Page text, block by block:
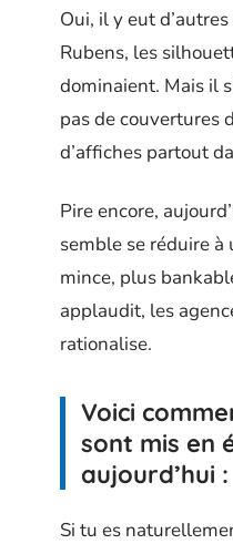
Oui, il y eut d’autres
Rubens, les
dominaient. Mais il
pas de couvertures
d’affiches partout
Pire encore,
semble se réduire
mince, plus
applaudit, les
rationalise.
Voici
sont mis en
aujourd’hui :
Si tu es